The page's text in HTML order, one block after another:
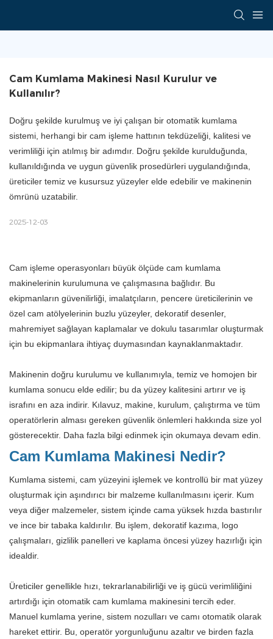
Cam Kumlama Makinesi Nasıl Kurulur ve
Kullanılır?
Doğru şekilde kurulmuş ve iyi çalışan bir otomatik kumlama
sistemi, herhangi bir cam işleme hattının tekdüzeliği, kalitesi ve
verimliliği için atılmış bir adımdır. Doğru şekilde kurulduğunda,
kullanıldığında ve uygun güvenlik prosedürleri uygulandığında,
üreticiler temiz ve kusursuz yüzeyler elde edebilir ve makinenin
ömrünü uzatabilir.
2025-12-03
Cam işleme operasyonları büyük ölçüde cam kumlama
makinelerinin kurulumuna ve çalışmasına bağlıdır. Bu
ekipmanların güvenilirliği, imalatçıların, pencere üreticilerinin ve
özel cam atölyelerinin buzlu yüzeyler, dekoratif desenler,
mahremiyet sağlayan kaplamalar ve dokulu tasarımlar oluşturmak
için bu ekipmanlara ihtiyaç duymasından kaynaklanmaktadır.
Makinenin doğru kurulumu ve kullanımıyla, temiz ve homojen bir
kumlama sonucu elde edilir; bu da yüzey kalitesini artırır ve iş
israfını en aza indirir. Kılavuz, makine, kurulum, çalıştırma ve tüm
operatörlerin alması gereken güvenlik önlemleri hakkında size yol
gösterecektir. Daha fazla bilgi edinmek için okumaya devam edin.
Cam Kumlama Makinesi Nedir?
Kumlama sistemi, cam yüzeyini işlemek ve kontrollü bir mat yüzey
oluşturmak için aşındırıcı bir malzeme kullanılmasını içerir. Kum
veya diğer malzemeler, sistem içinde cama yüksek hızda bastırılır
ve ince bir tabaka kaldırılır. Bu işlem, dekoratif kazıma, logo
çalışmaları, gizlilik panelleri ve kaplama öncesi yüzey hazırlığı için
idealdir.
Üreticiler genellikle hızı, tekrarlanabilirliği ve iş gücü verimliliğini
artırdığı için otomatik cam kumlama makinesini tercih eder.
Manuel kumlama yerine, sistem nozulları ve camı otomatik olarak
hareket ettirir. Bu, operatör yorgunluğunu azaltır ve birden fazla